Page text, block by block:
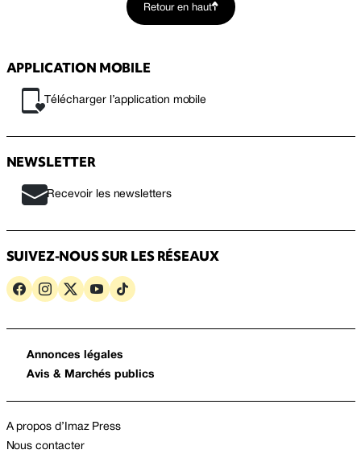
Retour en haut
APPLICATION MOBILE
Télécharger l’application mobile
NEWSLETTER
Recevoir les newsletters
SUIVEZ-NOUS SUR LES RÉSEAUX
Annonces légales
Avis & Marchés publics
A propos d’Imaz Press
Nous contacter